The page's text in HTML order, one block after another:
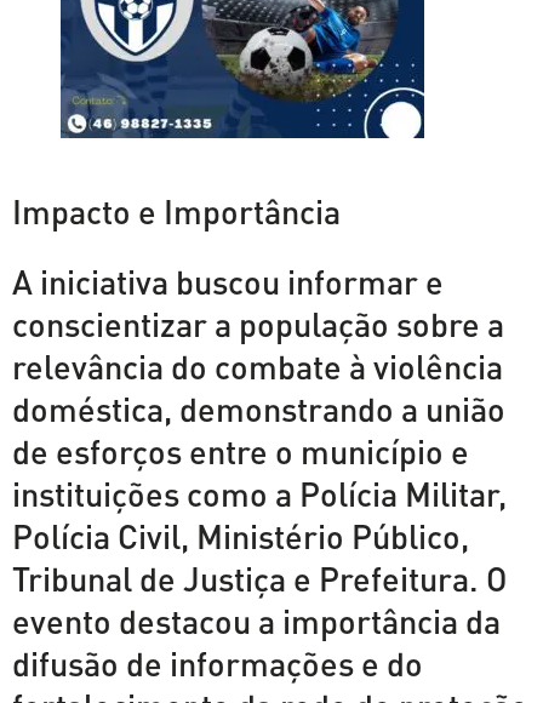
Impacto e Importância
A iniciativa buscou informar e
conscientizar a população sobre a
relevância do combate à violência
doméstica, demonstrando a união
de esforços entre o município e
instituições como a Polícia Militar,
Polícia Civil, Ministério Público,
Tribunal de Justiça e Prefeitura. O
evento destacou a importância da
difusão de informações e do